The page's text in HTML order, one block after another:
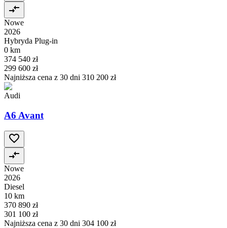
Nowe
2026
Hybryda Plug-in
0 km
374 540 zł
299 600 zł
Najniższa cena z 30 dni 310 200 zł
Audi
A6 Avant
Nowe
2026
Diesel
10 km
370 890 zł
301 100 zł
Najniższa cena z 30 dni 304 100 zł